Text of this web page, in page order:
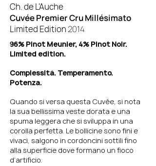
Ch. de L'Auche
Cuvée Premier Cru Millésimato
Limited Edition2014
96% Pinot Meunier, 4% Pinot Noir.
Limited edition.
Complessità. Temperamento.
Potenza.
Quando si versa questa Cuvée, si nota
la sua bellissima veste dorata e una
spuma leggera che si sviluppa in una
corolla perfetta. Le bollicine sono fini e
vivaci, salgono in cordoncini sottili fino
alla superficie dove formano un fioco
d’artificio.